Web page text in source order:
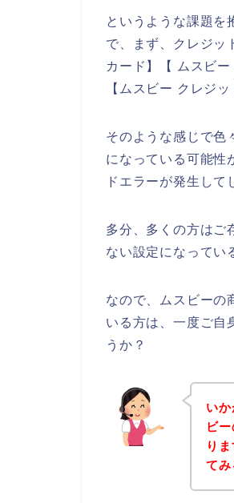
というような課題を
で、まず、クレジッ
カード】【 ムスビ
【ムスビー クレジ
そのような感じで色
になっている可能性
ドエラーが発生して
多分、多くの方はご
ない設定になってい
なので、ムスビーの
いる方は、一度ご自
うか？
い
ビ
り
てみ